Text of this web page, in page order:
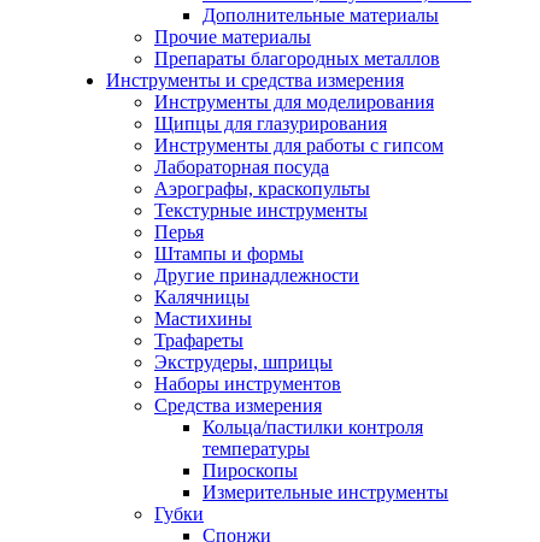
Дополнительные материалы
Прочие материалы
Препараты благородных металлов
Инструменты и средства измерения
Инструменты для моделирования
Щипцы для глазурирования
Инструменты для работы с гипсом
Лабораторная посуда
Аэрографы, краскопульты
Текстурные инструменты
Перья
Штампы и формы
Другие принадлежности
Калячницы
Мастихины
Трафареты
Экструдеры, шприцы
Наборы инструментов
Средства измерения
Кольца/пастилки контроля
температуры
Пироскопы
Измерительные инструменты
Губки
Спонжи